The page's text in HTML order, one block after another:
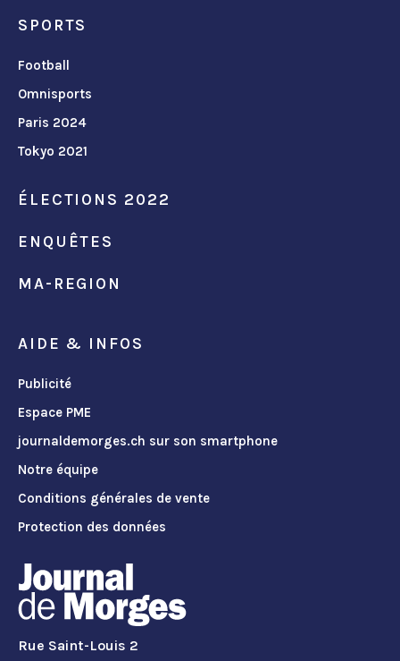
SPORTS
Football
Omnisports
Paris 2024
Tokyo 2021
ÉLECTIONS 2022
ENQUÊTES
MA-REGION
AIDE & INFOS
Publicité
Espace PME
journaldemorges.ch sur son smartphone
Notre équipe
Conditions générales de vente
Protection des données
Rue Saint-Louis 2